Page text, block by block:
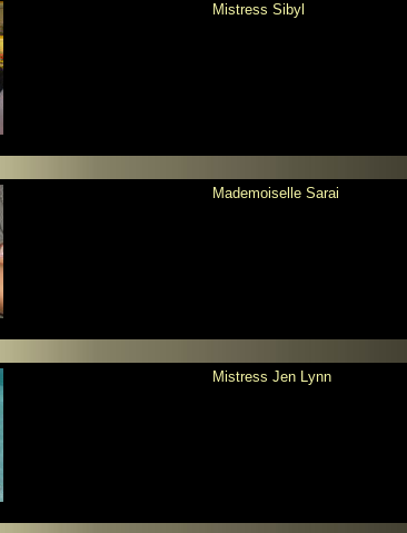
Mistress Sibyl
Mademoiselle Sarai
Mistress Jen Lynn